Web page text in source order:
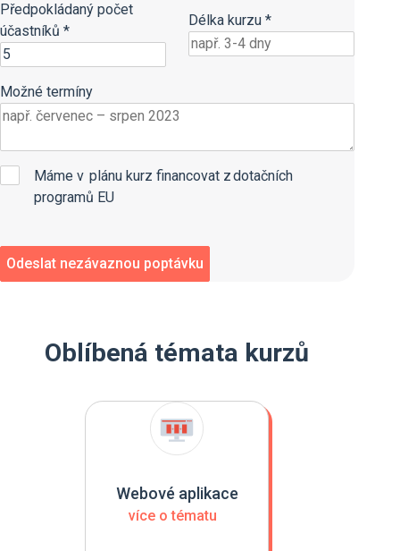
Předpokládaný počet
účastníků *
Délka kurzu *
Možné termíny
Máme v plánu kurz financovat z dotačních
programů EU
Oblíbená témata kurzů
Webové aplikace
více o tématu